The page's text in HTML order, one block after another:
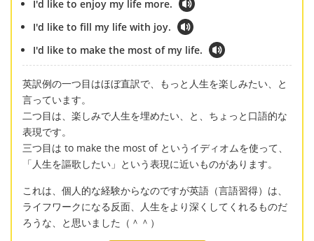
I'd like to enjoy my life more.
I'd like to fill my life with joy.
I'd like to make the most of my life.
英訳例の一つ目はほぼ直訳で、もっと人生を楽しみたい、と
言っています。
二つ目は、楽しみで人生を埋めたい、と、ちょっと口語的な
表現です。
三つ目は to make the most of というイディオムを使って、
「人生を謳歌したい」という表現に近いものがあります。
これは、個人的な経験からなのですが英語（言語習得）は、
ライフワークになる反面、人生をより深くしてくれるものだ
ろうな、と思いました（＾＾）